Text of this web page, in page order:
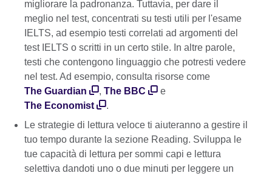
migliorare la padronanza. Tuttavia, per dare il
meglio nel test, concentrati su testi utili per l'esame
IELTS, ad esempio testi correlati ad argomenti del
test IELTS o scritti in un certo stile. In altre parole,
testi che contengono linguaggio che potresti vedere
nel test. Ad esempio, consulta risorse come
The Guardian
, The BBC
e
The Economist
.
Le strategie di lettura veloce ti aiuteranno a gestire il
tuo tempo durante la sezione Reading. Sviluppa le
tue capacità di lettura per sommi capi e lettura
selettiva dandoti uno o due minuti per leggere un